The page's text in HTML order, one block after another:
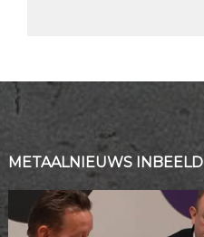
METAALNIEUWS INBEELD